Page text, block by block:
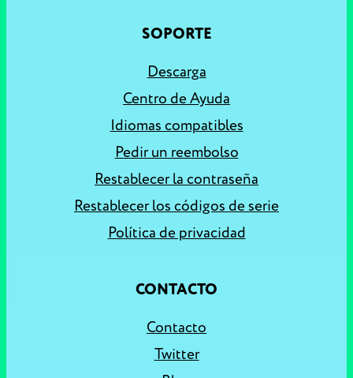
SOPORTE
Descarga
Centro de Ayuda
Idiomas compatibles
Pedir un reembolso
Restablecer la contraseña
Restablecer los códigos de serie
Política de privacidad
CONTACTO
Contacto
Twitter